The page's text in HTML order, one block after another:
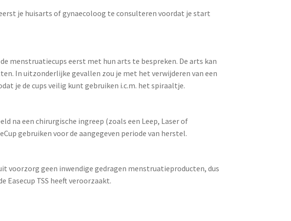
je huisarts of gynaecoloog te consulteren voordat je start
menstruatiecups eerst met hun arts te bespreken. De arts kan
In uitzonderlijke gevallen zou je met het verwijderen van een
je de cups veilig kunt gebruiken i.c.m. het spiraaltje.
na een chirurgische ingreep (zoals een Leep, Laser of
gebruiken voor de aangegeven periode van herstel.
voorzorg geen inwendige gedragen menstruatieproducten, dus
Easecup TSS heeft veroorzaakt.